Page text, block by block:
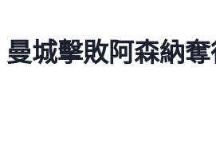
曼城擊敗阿森納